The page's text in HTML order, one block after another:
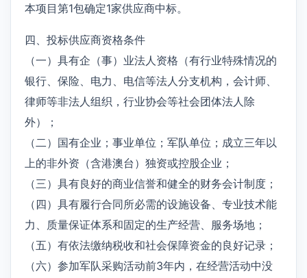
本项目第1包确定1家供应商中标。
四、投标供应商资格条件
（一）具有企（事）业法人资格（有行业特殊情况的
银行、保险、电力、电信等法人分支机构，会计师、
律师等非法人组织，行业协会等社会团体法人除
外）；
（二）国有企业；事业单位；军队单位；成立三年以
上的非外资（含港澳台）独资或控股企业；
（三）具有良好的商业信誉和健全的财务会计制度；
（四）具有履行合同所必需的设施设备、专业技术能
力、质量保证体系和固定的生产经营、服务场地；
（五）有依法缴纳税收和社会保障资金的良好记录；
（六）参加军队采购活动前3年内，在经营活动中没